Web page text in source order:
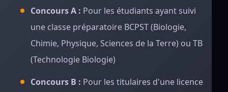
Concours A : Pour les étudiants ayant suivi
une classe préparatoire BCPST (Biologie,
Chimie, Physique, Sciences de la Terre) ou TB
(Technologie Biologie)
Concours B : Pour les titulaires d'une licence